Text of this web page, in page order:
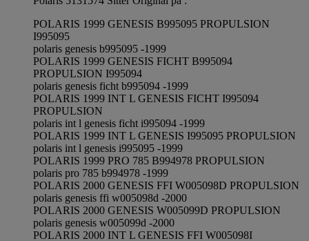
POLARIS 1999 GENESIS B995095 PROPULSION
I995095
polaris genesis b995095 -1999
POLARIS 1999 GENESIS FICHT B995094
PROPULSION I995094
polaris genesis ficht b995094 -1999
POLARIS 1999 INT L GENESIS FICHT I995094
PROPULSION
polaris int l genesis ficht i995094 -1999
POLARIS 1999 INT L GENESIS I995095 PROPULSION
polaris int l genesis i995095 -1999
POLARIS 1999 PRO 785 B994978 PROPULSION
polaris pro 785 b994978 -1999
POLARIS 2000 GENESIS FFI W005098D PROPULSION
polaris genesis ffi w005098d -2000
POLARIS 2000 GENESIS W005099D PROPULSION
polaris genesis w005099d -2000
POLARIS 2000 INT L GENESIS FFI W005098I